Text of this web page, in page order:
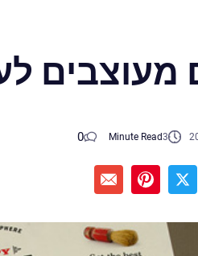
מעוצבים
3
Minute Read
0